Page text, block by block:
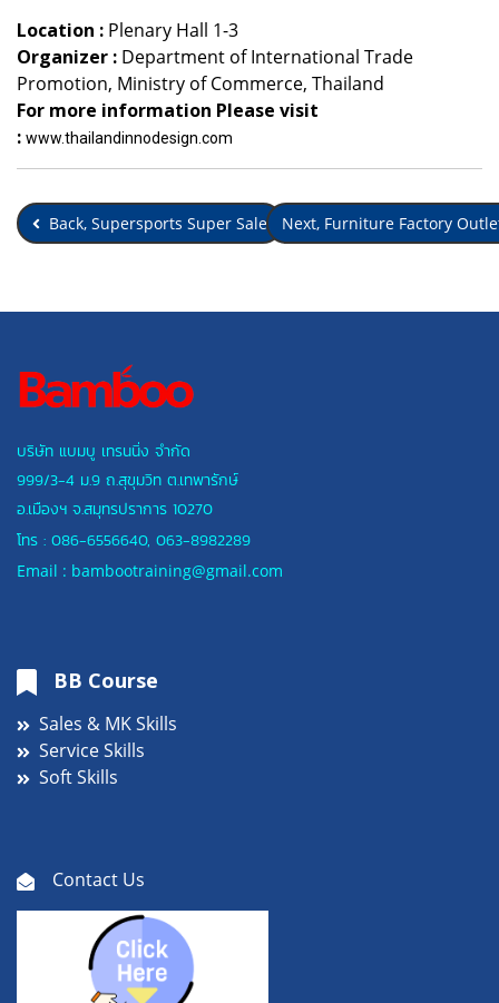
Location : Plenary Hall 1-3
Organizer : Department of International Trade
Promotion, Ministry of Commerce, Thailand
For more information Please visit
: www.thailandinnodesign.com
Back, Supersports Super Sale Next, Furniture Factory
บริษัท แบมบู เทรนนิ่ง จำกัด
999/3-4 ม.9 ถ.สุขุมวิท ต.เทพารักษ์
อ.เมืองฯ จ.สมุทรปราการ 10270
โทร : 086-6556640, 063-8982289
Email : bambootraining@gmail.com
BB Course
Sales & MK Skills
Service Skills
Soft Skills
Contact Us